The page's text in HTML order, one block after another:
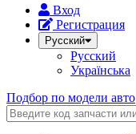
Вход
Регистрация
Русский
Русский
Українська
Подбор по модели авто